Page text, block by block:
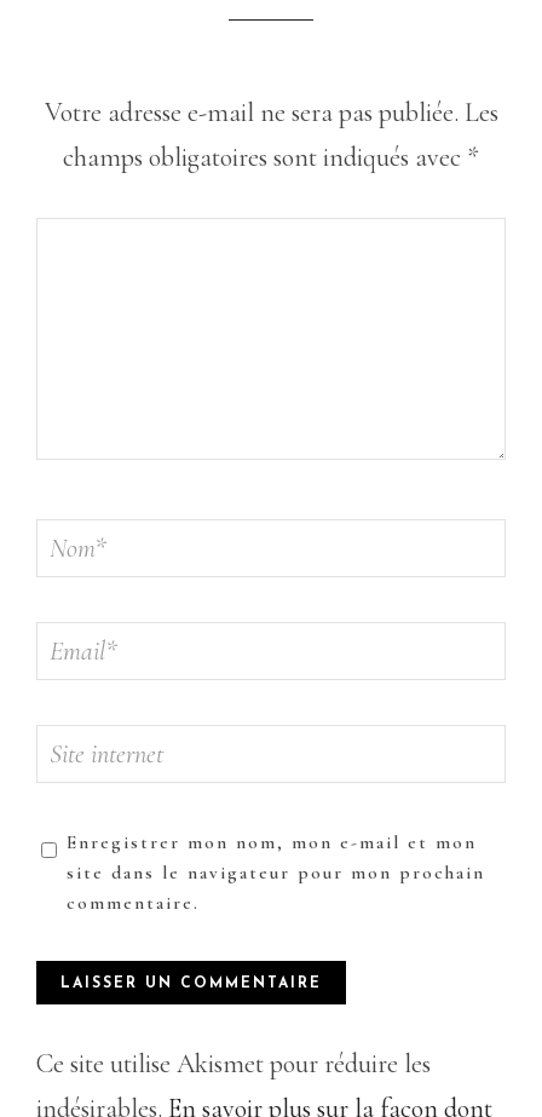
Votre adresse e-mail ne sera pas publiée. Les
champs obligatoires sont indiqués avec *
Enregistrer mon nom, mon e-mail et mon
site dans le navigateur pour mon prochain
commentaire.
Ce site utilise Akismet pour réduire les
indésirables. En savoir plus sur la façon dont